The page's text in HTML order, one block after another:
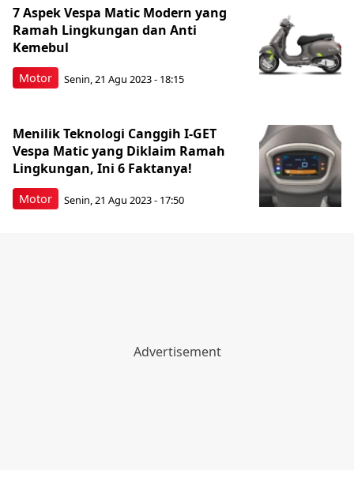
Motor
7 Aspek Vespa Matic Modern yang
Ramah Lingkungan dan Anti
Kemebul
Senin, 21 Agu 2023 - 18:15
Motor
Menilik Teknologi Canggih I-GET
Vespa Matic yang Diklaim Ramah
Lingkungan, Ini 6 Faktanya!
Senin, 21 Agu 2023 - 17:50